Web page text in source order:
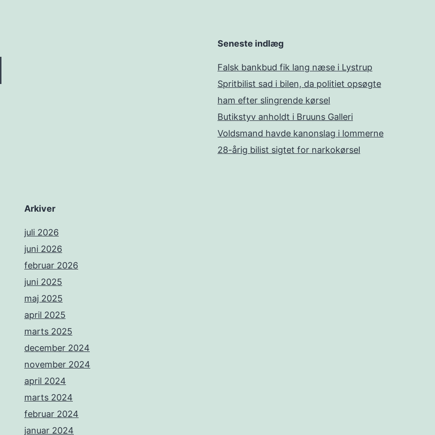
Seneste indlæg
Falsk bankbud fik lang næse i Lystrup
Spritbilist sad i bilen, da politiet opsøgte
ham efter slingrende kørsel
Butikstyv anholdt i Bruuns Galleri
Voldsmand havde kanonslag i lommerne
28-årig bilist sigtet for narkokørsel
Arkiver
juli 2026
juni 2026
februar 2026
juni 2025
maj 2025
april 2025
marts 2025
december 2024
november 2024
april 2024
marts 2024
februar 2024
januar 2024